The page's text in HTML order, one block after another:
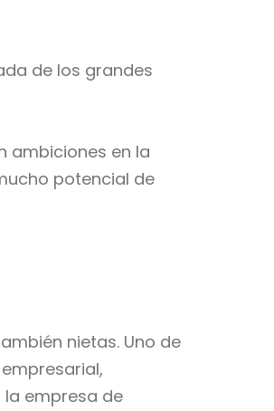
de los grandes
ambiciones en la
potencial de
nietas. Uno de
empresa de